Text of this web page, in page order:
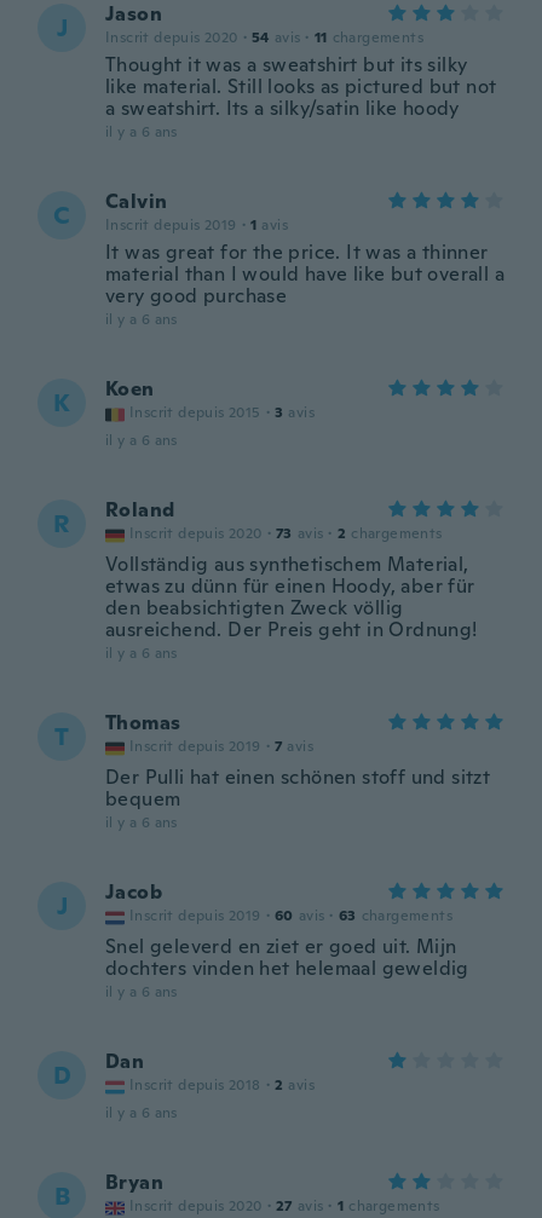
J Jason
Inscrit depuis 2020 · 54 avis · 11 chargements
Thought it was a sweatshirt but its silky
like material. Still looks as pictured but not
a sweatshirt. Its a silky/satin like hoody
il y a 6 ans
C Calvin
Inscrit depuis 2019 · 1 avis
It was great for the price. It was a thinner
material than I would have like but overall a
very good purchase
il y a 6 ans
K Koen
Inscrit depuis 2015 · 3 avis
il y a 6 ans
R Roland
Inscrit depuis 2020 · 73 avis · 2 chargements
Vollständig aus synthetischem Material,
etwas zu dünn für einen Hoody, aber für
den beabsichtigten Zweck völlig
ausreichend. Der Preis geht in Ordnung!
il y a 6 ans
T Thomas
Inscrit depuis 2019 · 7 avis
Der Pulli hat einen schönen stoff und sitzt
bequem
il y a 6 ans
J Jacob
Inscrit depuis 2019 · 60 avis · 63 chargements
Snel geleverd en ziet er goed uit. Mijn
dochters vinden het helemaal geweldig
il y a 6 ans
D Dan
Inscrit depuis 2018 · 2 avis
il y a 6 ans
B Bryan
Inscrit depuis 2020 · 27 avis · 1 chargements